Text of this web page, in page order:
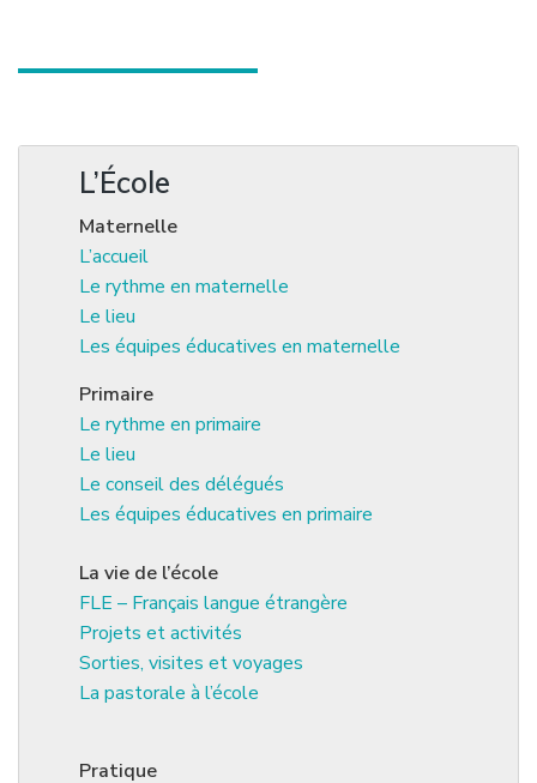
L’École
Maternelle
L’accueil
Le rythme en maternelle
Le lieu
Les équipes éducatives en maternelle
Primaire
Le rythme en primaire
Le lieu
Le conseil des délégués
Les équipes éducatives en primaire
La vie de l’école
FLE – Français langue étrangère
Projets et activités
Sorties, visites et voyages
La pastorale à l’école
Pratique